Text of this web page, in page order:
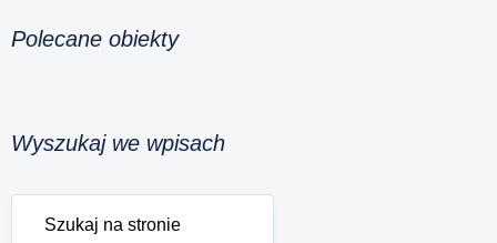
Polecane obiekty
Wyszukaj we wpisach